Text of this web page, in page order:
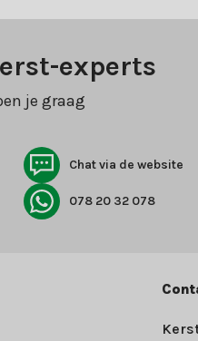
experts
je graag
Chat via de website
078 20 32 078